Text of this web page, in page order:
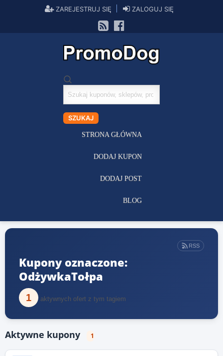
ZAREJESTRUJ SIĘ ZALOGUJ SIĘ
Szukaj
kuponów
SZUKAJ
STRONA GŁÓWNA
DODAJ KUPON
DODAJ POST
BLOG
RSS
Kupony oznaczone:
OdżywkaTołpa
1 aktywnych ofert z tym tagiem
Aktywne kupony 1